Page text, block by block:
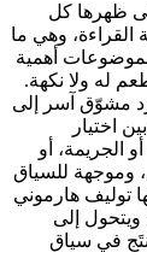
ظهرها كل
وهي ما
أهمية
له ولا نكهة.
مشوّق آسر إلى
اختيار
الجريمة، أو
وموجهة للسياق
توليف هارموني
ويتحول إلى
في سياق